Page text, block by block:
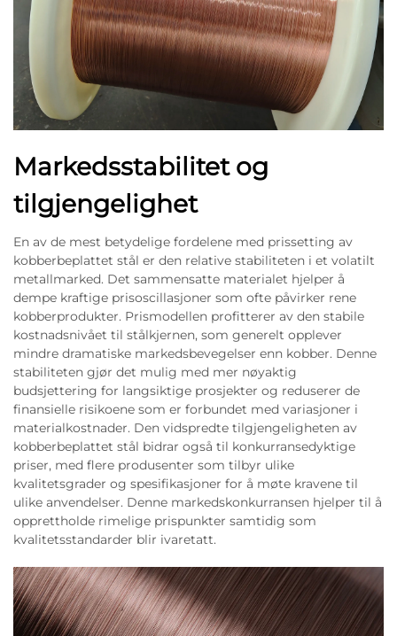
Markedsstabilitet og
tilgjengelighet
En av de mest betydelige fordelene med prissetting av
kobberbeplattet stål er den relative stabiliteten i et volatilt
metallmarked. Det sammensatte materialet hjelper å
dempe kraftige prisoscillasjoner som ofte påvirker rene
kobberprodukter. Prismodellen profitterer av den stabile
kostnadsnivået til stålkjernen, som generelt opplever
mindre dramatiske markedsbevegelser enn kobber. Denne
stabiliteten gjør det mulig med mer nøyaktig
budsjettering for langsiktige prosjekter og reduserer de
finansielle risikoene som er forbundet med variasjoner i
materialkostnader. Den vidspredte tilgjengeligheten av
kobberbeplattet stål bidrar også til konkurransedyktige
priser, med flere produsenter som tilbyr ulike
kvalitetsgrader og spesifikasjoner for å møte kravene til
ulike anvendelser. Denne markedskonkurransen hjelper til å
opprettholde rimelige prispunkter samtidig som
kvalitetsstandarder blir ivaretatt.